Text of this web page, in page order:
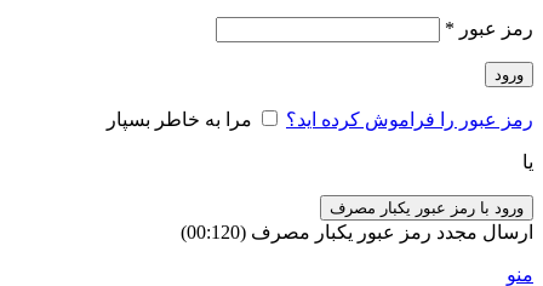
رمز عبور *
ورود
رمز عبور را فراموش کرده اید؟ مرا به خاطر بسپار
یا
ورود با رمز عبور یکبار مصرف
ارسال مجدد رمز عبور یکبار مصرف (00:
120
)
منو